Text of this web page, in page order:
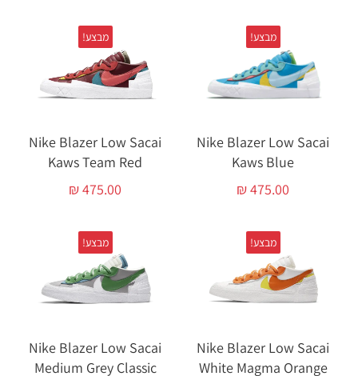
מבצע!
Nike Blazer Low Sacai
Kaws Blue
₪475.00
מבצע!
Nike Blazer Low Sacai
Kaws Team Red
₪475.00
מבצע!
Nike Blazer Low Sacai
White Magma Orange
מבצע!
Nike Blazer Low Sacai
Medium Grey Classic